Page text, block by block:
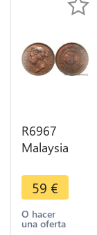
R6967
Malaysia
Settlements
One Cent
Victoria
1889 ->
59 €
O hacer
una oferta